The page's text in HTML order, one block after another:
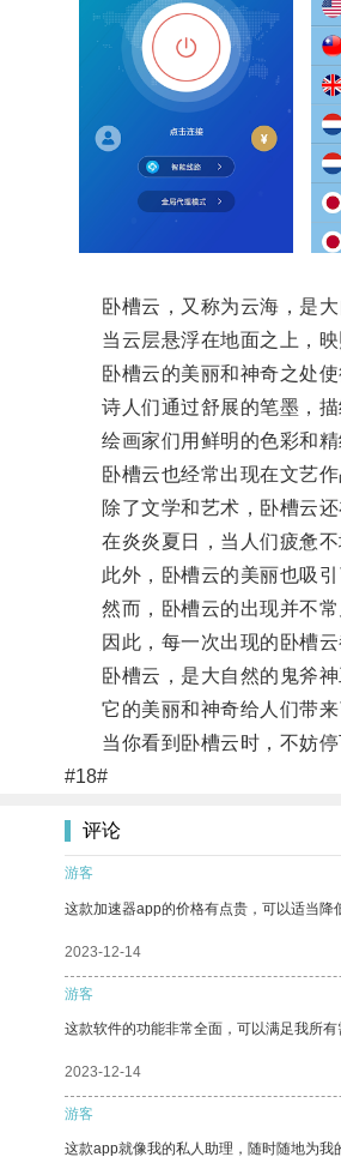
卧槽云，又称为云海，是大
当云层悬浮在地面之上，映
卧槽云的美丽和神奇之处使
诗人们通过舒展的笔墨，描
绘画家们用鲜明的色彩和精
卧槽云也经常出现在文艺作
除了文学和艺术，卧槽云还
在炎炎夏日，当人们疲惫不
此外，卧槽云的美丽也吸引
然而，卧槽云的出现并不常
因此，每一次出现的卧槽云
卧槽云，是大自然的鬼斧神
它的美丽和神奇给人们带来
当你看到卧槽云时，不妨停
#18#
评论
游客
这款加速器app的价格有点贵，可以适当降
2023-12-14
游客
这款软件的功能非常全面，可以满足我所有
2023-12-14
游客
这款app就像我的私人助理，随时随地为我